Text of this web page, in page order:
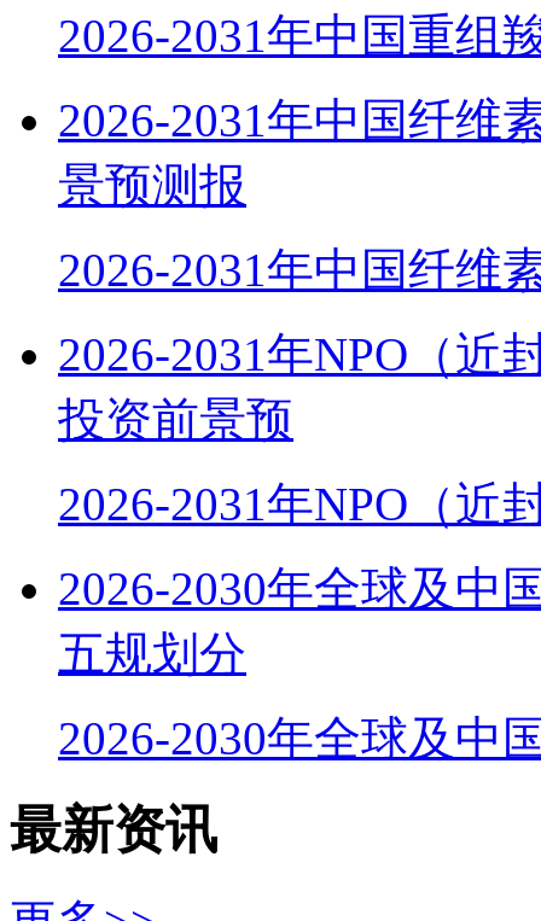
2026-2031年中国重组
2026-2031年中国纤维
景预测报
2026-2031年中国纤维
2026-2031年NPO（近
投资前景预
2026-2031年NPO（近
2026-2030年全球及中
五规划分
2026-2030年全球及中
最新资讯